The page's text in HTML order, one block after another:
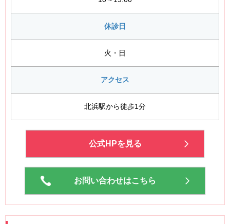
グレースビューティーヘルスクリニック
神道レディースクリニック
ヒロミビューティークリニック
梅田スカイナイトクリニック（新：大阪梅田皮フ科スキンク
さの皮膚科クリニック
美容クリニック
ミケランジェロ
共立美容外科大阪本院
ほしの皮ふ科クリニック
メディアージュクリニック大阪梅田院
休診日
火・日
アクセス
北浜駅から徒歩1分
公式HPを見る
お問い合わせはこちら